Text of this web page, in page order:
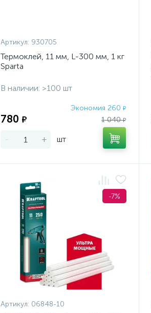
Артикул: 930705
Термоклей, 11 мм, L-300 мм, 1 кг
Sparta
В наличии: >100 шт
Экономия 260 ₽
780 ₽ 1 040₽
- + шт
-7%
Артикул: 06848-10